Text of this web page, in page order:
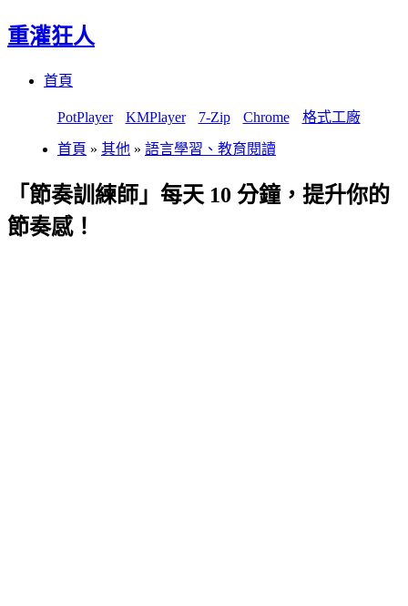
重灌狂人
首頁
PotPlayer KMPlayer 7-Zip Chrome 格式工廠
首頁 » 其他 » 語言學習、教育閱讀
「節奏訓練師」每天 10 分鐘，提升你的
節奏感！